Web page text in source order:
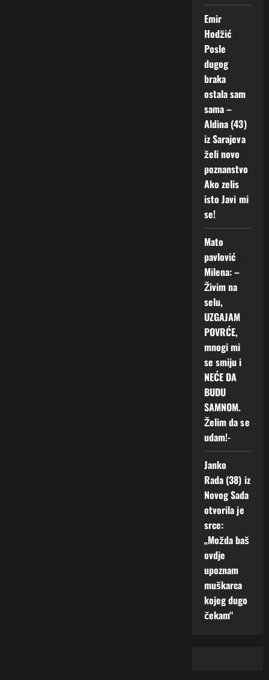
Emir
Hodžić
Posle
dugog
braka
ostala sam
sama –
Aldina (43)
iz Sarajeva
želi novo
poznanstvo
Ako zelis
isto Javi mi
se!
Mato
pavlović
Milena: –
Živim na
selu,
UZGAJAM
POVRĆE,
mnogi mi
se smiju i
NEĆE DA
BUDU
SAMNOM.
Želim da se
udam!-
Janko
Rada (38) iz
Novog Sada
otvorila je
srce:
„Možda baš
ovdje
upoznam
muškarca
kojeg dugo
čekam“